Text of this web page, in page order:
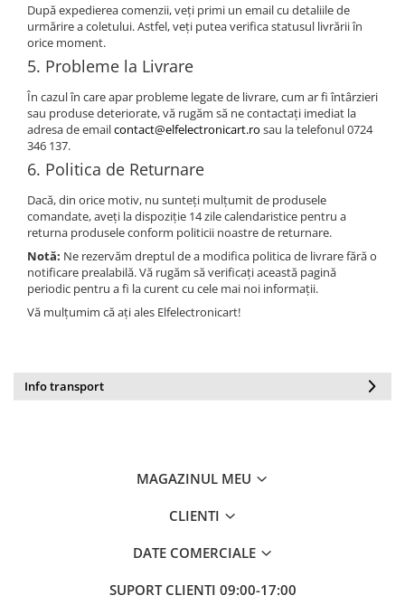
După expedierea comenzii, veți primi un email cu detaliile de
urmărire a coletului. Astfel, veți putea verifica statusul livrării în
orice moment.
5. Probleme la Livrare
În cazul în care apar probleme legate de livrare, cum ar fi întârzieri
sau produse deteriorate, vă rugăm să ne contactați imediat la
adresa de emailcontact@elfelectronicart.ro sau la telefonul 0724
346 137.
6. Politica de Returnare
Dacă, din orice motiv, nu sunteți mulțumit de produsele
comandate, aveți la dispoziție 14 zile calendaristice pentru a
returna produsele conform politicii noastre de returnare.
Notă: Ne rezervăm dreptul de a modifica politica de livrare fără o
notificare prealabilă. Vă rugăm să verificați această pagină
periodic pentru a fi la curent cu cele mai noi informații.
Vă mulțumim că ați ales Elfelectronicart!
Info transport
MAGAZINUL MEU
CLIENTI
DATE COMERCIALE
SUPORT CLIENTI 09:00-17:00